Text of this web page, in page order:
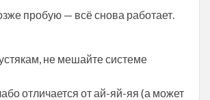
пробую — всё снова работает.
не мешайте системе
отличается от ай-яй-яя (а может